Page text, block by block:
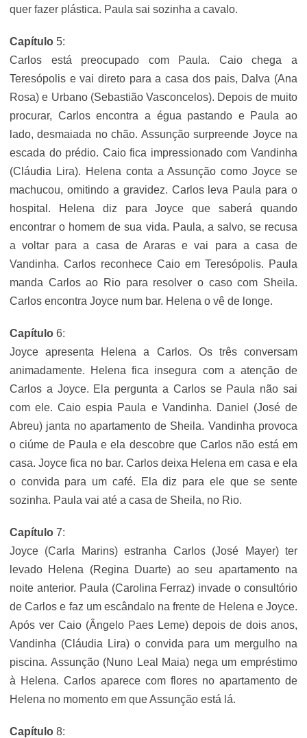
quer fazer plástica. Paula sai sozinha a cavalo.
Capítulo 5:
Carlos está preocupado com Paula. Caio chega a
Teresópolis e vai direto para a casa dos pais, Dalva (Ana
Rosa) e Urbano (Sebastião Vasconcelos). Depois de muito
procurar, Carlos encontra a égua pastando e Paula ao
lado, desmaiada no chão. Assunção surpreende Joyce na
escada do prédio. Caio fica impressionado com Vandinha
(Cláudia Lira). Helena conta a Assunção como Joyce se
machucou, omitindo a gravidez. Carlos leva Paula para o
hospital. Helena diz para Joyce que saberá quando
encontrar o homem de sua vida. Paula, a salvo, se recusa
a voltar para a casa de Araras e vai para a casa de
Vandinha. Carlos reconhece Caio em Teresópolis. Paula
manda Carlos ao Rio para resolver o caso com Sheila.
Carlos encontra Joyce num bar. Helena o vê de longe.
Capítulo 6:
Joyce apresenta Helena a Carlos. Os três conversam
animadamente. Helena fica insegura com a atenção de
Carlos a Joyce. Ela pergunta a Carlos se Paula não sai
com ele. Caio espia Paula e Vandinha. Daniel (José de
Abreu) janta no apartamento de Sheila. Vandinha provoca
o ciúme de Paula e ela descobre que Carlos não está em
casa. Joyce fica no bar. Carlos deixa Helena em casa e ela
o convida para um café. Ela diz para ele que se sente
sozinha. Paula vai até a casa de Sheila, no Rio.
Capítulo 7:
Joyce (Carla Marins) estranha Carlos (José Mayer) ter
levado Helena (Regina Duarte) ao seu apartamento na
noite anterior. Paula (Carolina Ferraz) invade o consultório
de Carlos e faz um escândalo na frente de Helena e Joyce.
Após ver Caio (Ângelo Paes Leme) depois de dois anos,
Vandinha (Cláudia Lira) o convida para um mergulho na
piscina. Assunção (Nuno Leal Maia) nega um empréstimo
à Helena. Carlos aparece com flores no apartamento de
Helena no momento em que Assunção está lá.
Capítulo 8: